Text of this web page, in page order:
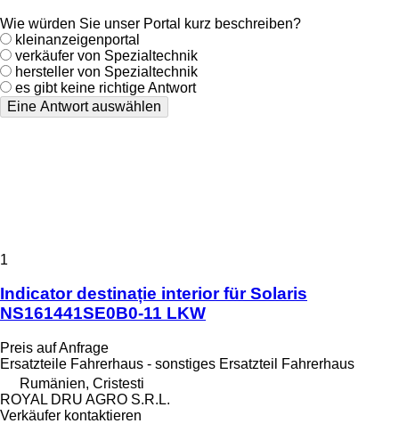
Wie würden Sie unser Portal kurz beschreiben?
kleinanzeigenportal
verkäufer von Spezialtechnik
hersteller von Spezialtechnik
es gibt keine richtige Antwort
Eine Antwort auswählen
1
Indicator destinație interior für Solaris
NS161441SE0B0-11 LKW
Preis auf Anfrage
Ersatzteile Fahrerhaus - sonstiges Ersatzteil Fahrerhaus
Rumänien, Cristesti
ROYAL DRU AGRO S.R.L.
Verkäufer kontaktieren